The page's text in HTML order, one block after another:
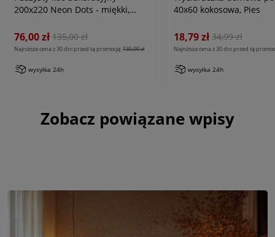
200x220 Neon Dots - miękki,
76,00 zł 135,00 zł
Najniższa cena z 30 dni przed tą promocją:135,00 zł
wysyłka 24h
40x60 kokosowa, Pies
18,79 zł 34,99 zł
Najniższa cena z 30 dni przed tą
wysyłka 24h
Zobacz powiązane wpisy